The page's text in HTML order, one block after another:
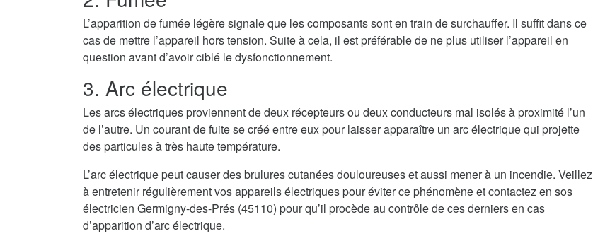
L’apparition de fumée légère signale que les composants sont en train de surchauffer. Il suffit dans ce
cas de mettre l’appareil hors tension. Suite à cela, il est préférable de ne plus utiliser l’appareil en
question avant d’avoir ciblé le dysfonctionnement.
3. Arc électrique
Les arcs électriques proviennent de deux récepteurs ou deux conducteurs mal isolés à proximité l’un
de l’autre. Un courant de fuite se créé entre eux pour laisser apparaître un arc électrique qui projette
des particules à très haute température.
L’arc électrique peut causer des brulures cutanées douloureuses et aussi mener à un incendie. Veillez
à entretenir régulièrement vos appareils électriques pour éviter ce phénomène et contactez en sos
électricien Germigny-des-Prés (45110) pour qu’il procède au contrôle de ces derniers en cas
d’apparition d’arc électrique.